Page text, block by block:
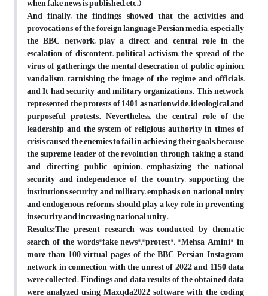
when fake news is published, etc.)
And finally, the findings showed that the activities and
provocations of the foreign language Persian media, especially
the BBC network, play a direct and central role in the
escalation of discontent, political activism, the spread of the
virus of gatherings, the mental desecration of public opinion,
vandalism, tarnishing the image of the regime and officials,
and It had security and military organizations. This network
represented the protests of 1401 as nationwide, ideological and
purposeful protests. Nevertheless, the central role of the
leadership and the system of religious authority in times of
crisis caused the enemies to fail in achieving their goals, because
the supreme leader of the revolution through taking a stand
and directing public opinion, emphasizing the national
security and independence of the country, supporting the
institutions security and military, emphasis on national unity
and endogenous reforms should play a key role in preventing
insecurity and increasing national unity.
Results:The present research was conducted by thematic
search of the words"fake news","protest", "Mehsa Amini" in
more than 100 virtual pages of the BBC Persian Instagram
network in connection with the unrest of 2022 and 1150 data
were collected. Findings and data results of the obtained data
were analyzed using Maxqda2022 software with the coding